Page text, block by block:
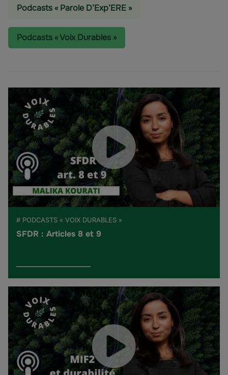
Podcasts « Parole D’Exp’ERE »
Podcasts « Voix Durables »
# PODCASTS « VOIX DURABLES »
SFDR : Articles 8 et 9